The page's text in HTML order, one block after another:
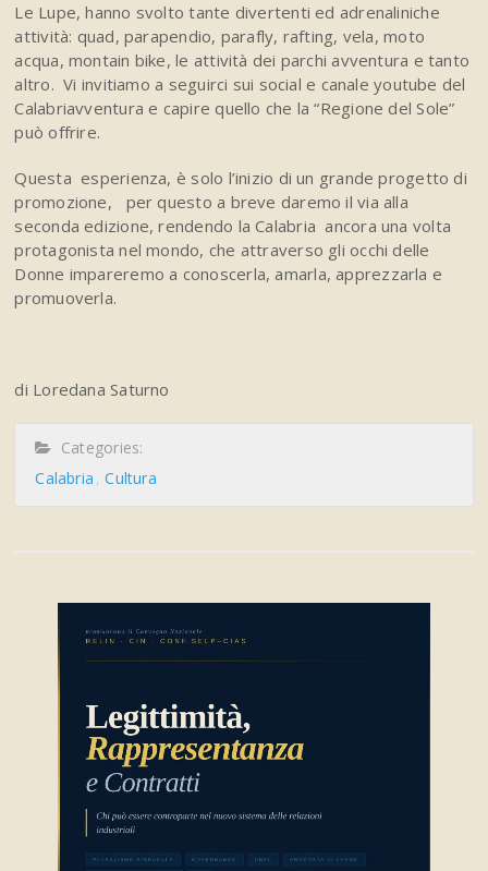
Le Lupe, hanno svolto tante divertenti ed adrenaliniche
attività: quad, parapendio, parafly, rafting, vela, moto
acqua, montain bike, le attività dei parchi avventura e tanto
altro. Vi invitiamo a seguirci sui social e canale youtube del
Calabriavventura e capire quello che la “Regione del Sole”
può offrire.
Questa esperienza, è solo l’inizio di un grande progetto di
promozione, per questo a breve daremo il via alla
seconda edizione, rendendo la Calabria ancora una volta
protagonista nel mondo, che attraverso gli occhi delle
Donne impareremo a conoscerla, amarla, apprezzarla e
promuoverla.
di Loredana Saturno
Categories:
Calabria Cultura